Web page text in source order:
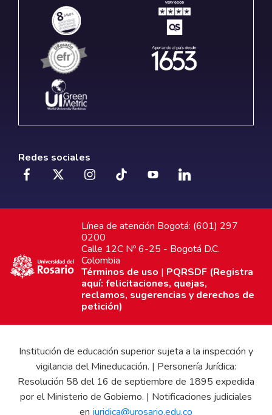
Redes sociales
Línea de atención Bogotá: (601) 297
0200
Calle 12C Nº 6-25 - Bogotá D.C.
Colombia
Términos de uso | PQRSDF (Registra
aquí: felicitaciones, quejas,
reclamos, sugerencias y derechos de
petición)
Institución de educación superior sujeta a la inspección y
vigilancia del Mineducación. | Personería Jurídica:
Resolución 58 del 16 de septiembre de 1895 expedida
por el Ministerio de Gobierno. | Notificaciones judiciales
en juridica@urosario.edu.co